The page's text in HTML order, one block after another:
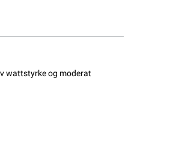
wattstyrke og moderat